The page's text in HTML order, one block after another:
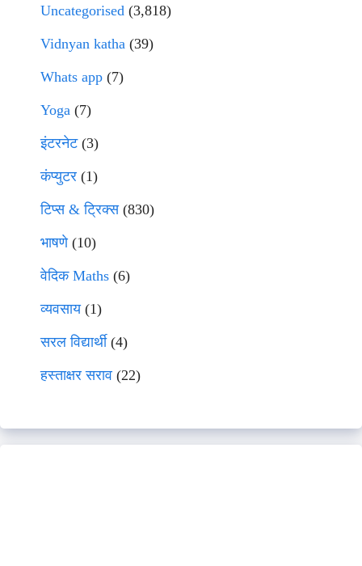
Uncategorised (3,818)
Vidnyan katha (39)
Whats app (7)
Yoga (7)
इंटरनेट(3)
कंप्युटर (1)
टिप्स & ट्रिक्स(830)
भाषणे(10)
वेदिक Maths (6)
व्यवसाय(1)
सरल विद्यार्थी(4)
हस्ताक्षर सराव (22)